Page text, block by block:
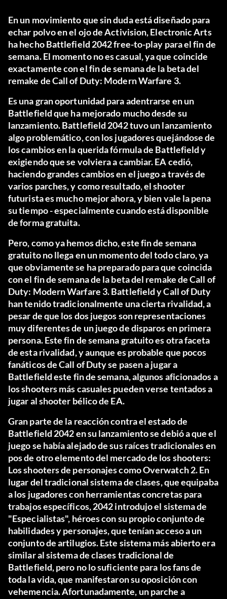
En un movimiento que sin duda está diseñado para
echar polvo en el ojo de Activision, Electronic Arts
ha hecho Battlefield 2042 free-to-play para el fin de
semana. El momento no es casual, ya que coincide
exactamente con el fin de semana de la beta del
remake de Call of Duty: Modern Warfare 3.
Es una gran oportunidad para adentrarse en un
Battlefield que ha mejorado mucho desde su
lanzamiento. Battlefield 2042 tuvo un lanzamiento
algo problemático, con los jugadores quejándose de
los cambios en la querida fórmula de Battlefield y
exigiendo que se volviera a cambiar. EA cedió,
haciendo grandes cambios en el juego a través de
varios parches, y como resultado, el shooter
futurista es mucho mejor ahora, y bien vale la pena
su tiempo - especialmente cuando está disponible
de forma gratuita.
Pero, como ya hemos dicho, este fin de semana
gratuito no llega en un momento del todo claro, ya
que obviamente se ha preparado para que coincida
con el fin de semana de la beta del remake de Call of
Duty: Modern Warfare 3. Battlefield y Call of Duty
han tenido tradicionalmente una cierta rivalidad, a
pesar de que los dos juegos son representaciones
muy diferentes de un juego de disparos en primera
persona. Este fin de semana gratuito es otra faceta
de esta rivalidad, y aunque es probable que pocos
fanáticos de Call of Duty se pasen a jugar a
Battlefield este fin de semana, algunos aficionados a
los shooters más casuales pueden verse tentados a
jugar al shooter bélico de EA.
Gran parte de la reacción contra el estado de
Battlefield 2042 en su lanzamiento se debió a que el
juego se había alejado de sus raíces tradicionales en
pos de otro elemento del mercado de los shooters:
Los shooters de personajes como Overwatch 2. En
lugar del tradicional sistema de clases, que equipaba
a los jugadores con herramientas concretas para
trabajos específicos, 2042 introdujo el sistema de
"Especialistas", héroes con su propio conjunto de
habilidades y personajes, que tenían acceso a un
conjunto de artilugios. Este sistema más abierto era
similar al sistema de clases tradicional de
Battlefield, pero no lo suficiente para los fans de
toda la vida, que manifestaron su oposición con
vehemencia. Afortunadamente, un parche a